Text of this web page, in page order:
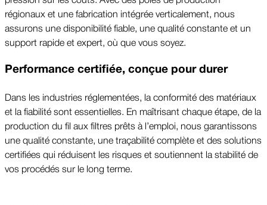
régionaux et une fabrication intégrée verticalement, nous
assurons une disponibilité fiable, une qualité constante et un
support rapide et expert, où que vous soyez.
Performance certifiée, conçue pour durer
Dans les industries réglementées, la conformité des matériaux
et la fiabilité sont essentielles. En maîtrisant chaque étape, de la
production du fil aux filtres prêts à l’emploi, nous garantissons
une qualité constante, une traçabilité complète et des solutions
certifiées qui réduisent les risques et soutiennent la stabilité de
vos procédés sur le long terme.